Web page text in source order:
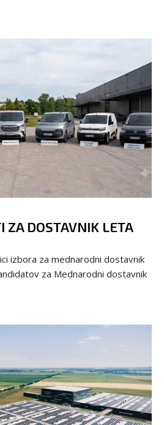
ZA DOSTAVNIK LETA
izbora za mednarodni dostavnik
za Mednarodni dostavnik